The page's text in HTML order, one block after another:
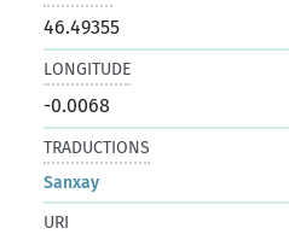
46.49355
LONGITUDE
-0.0068
TRADUCTIONS
Sanxay
URI